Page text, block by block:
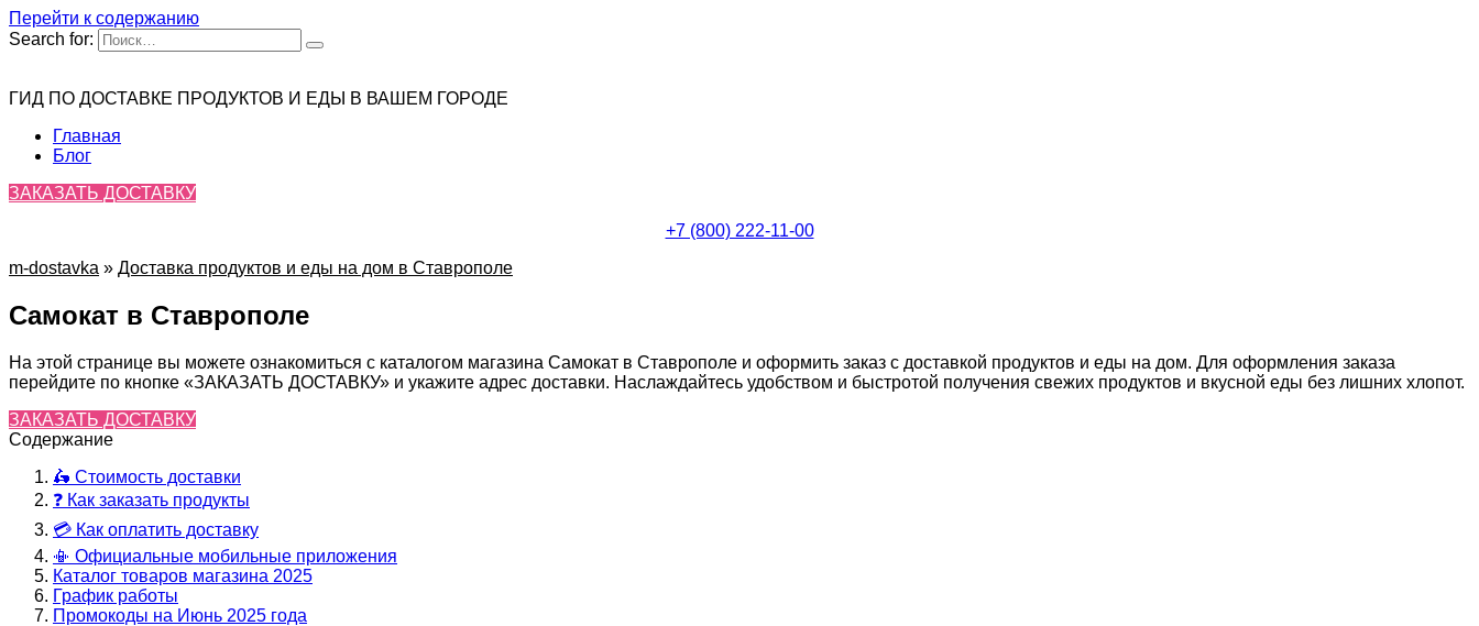
Перейти к содержанию
Search for:
ГИД ПО ДОСТАВКЕ ПРОДУКТОВ И ЕДЫ В ВАШЕМ ГОРОДЕ
Главная
Блог
ЗАКАЗАТЬ ДОСТАВКУ
+7 (800) 222-11-00
m-dostavka » Доставка продуктов и еды на дом в Ставрополе
Самокат в Ставрополе
На этой странице вы можете ознакомиться с каталогом магазина Самокат в Ставрополе и оформить заказ с доставкой продуктов и еды на дом. Для оформления заказа
перейдите по кнопке «ЗАКАЗАТЬ ДОСТАВКУ» и укажите адрес доставки. Наслаждайтесь удобством и быстротой получения свежих продуктов и вкусной еды без лишних хлопот.
ЗАКАЗАТЬ ДОСТАВКУ
Содержание
🛵 Стоимость доставки
❓ Как заказать продукты
💳 Как оплатить доставку
📳 Официальные мобильные приложения
Каталог товаров магазина 2025
График работы
Промокоды на Июнь 2025 года